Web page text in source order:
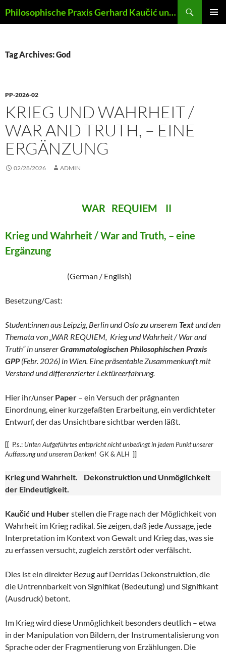
to
Philosophische Praxis Gerhard Kaučić und Anna Lydia Huber
Tag Archives: God
PP-2026-02
KRIEG UND WAHRHEIT /
WAR AND TRUTH, – EINE
ERGÄNZUNG
02/28/2026 ADMIN
WAR REQUIEM II
Krieg und Wahrheit / War and Truth, – eine
Ergänzung
(German / English)
Besetzung/Cast:
Student:innen aus Leipzig, Berlin und Oslozuunserem Textund den
Themata von „WAR REQUIEM, Krieg und Wahrheit / War and
Truth“ in unsererGrammatologischen Philosophischen Praxis
GPP(Febr. 2026) in Wien. Eine präsentable Zusammenkunft mit
Verstand und differenzierter Lektüreerfahrung.
Hier ihr/unser Paper – ein Versuch der prägnanten
Einordnung, einer kurzgefaßten Erarbeitung, ein verdichteter
Entwurf, der das Unsichtbare sichtbar werden läßt.
[[ P.s.: Unten Aufgeführtes entspricht nicht unbedingt in jedem Punkt unserer
Auffassung und unseremDenken! GK & ALH ]]
Krieg und Wahrheit. Dekonstruktion und Unmöglichkeit
der Eindeutigkeit.
Kaučić und Huberstellen die Frage nach der Möglichkeit von
Wahrheit im Krieg radikal. Sie zeigen, daß jede Aussage, jede
Interpretation im Kontext von Gewalt und Krieg das, was sie
zu erfassen versucht, zugleich zerstört oder verfälscht.
Dies ist ein direkter Bezug auf Derridas Dekonstruktion, die
die Untrennbarkeit von Signifikat (Bedeutung) und Signifikant
(Ausdruck) betont.
Im Krieg wird diese Unmöglichkeit besonders deutlich – etwa
in der Manipulation von Bildern, der Instrumentalisierung von
Sprache oder der Fragmentierung von Erzählungen. Die